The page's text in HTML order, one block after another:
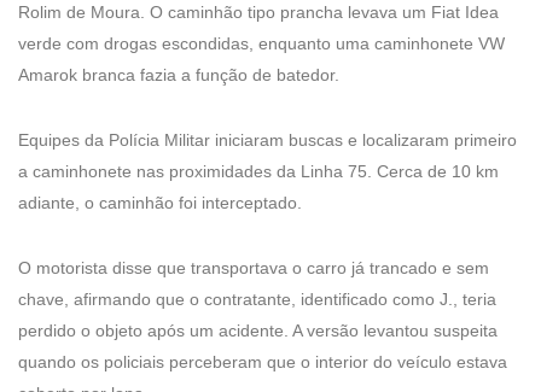
Rolim de Moura. O caminhão tipo prancha levava um Fiat Idea
verde com drogas escondidas, enquanto uma caminhonete VW
Amarok branca fazia a função de batedor.
Equipes da Polícia Militar iniciaram buscas e localizaram primeiro
a caminhonete nas proximidades da Linha 75. Cerca de 10 km
adiante, o caminhão foi interceptado.
O motorista disse que transportava o carro já trancado e sem
chave, afirmando que o contratante, identificado como J., teria
perdido o objeto após um acidente. A versão levantou suspeita
quando os policiais perceberam que o interior do veículo estava